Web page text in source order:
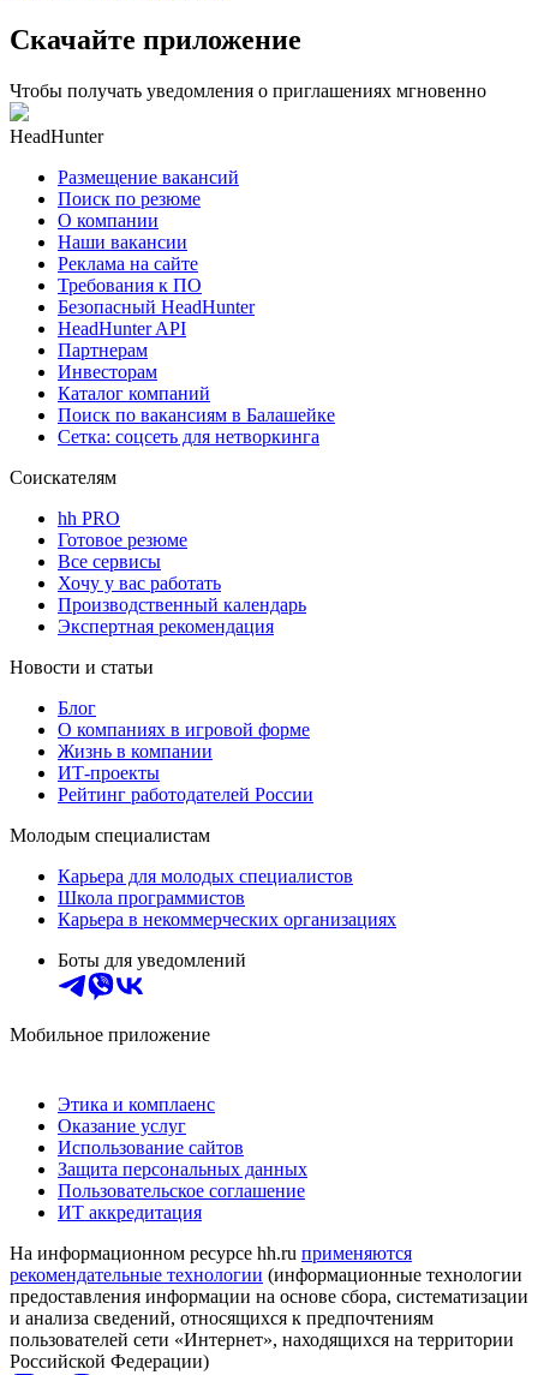
Скачайте приложение
Чтобы получать уведомления о приглашениях мгновенно
HeadHunter
Размещение вакансий
Поиск по резюме
О компании
Наши вакансии
Реклама на сайте
Требования к ПО
Безопасный HeadHunter
HeadHunter API
Партнерам
Инвесторам
Каталог компаний
Поиск по вакансиям в Балашейке
Сетка: соцсеть для нетворкинга
Соискателям
hh PRO
Готовое резюме
Все сервисы
Хочу у вас работать
Производственный календарь
Экспертная рекомендация
Новости и статьи
Блог
О компаниях в игровой форме
Жизнь в компании
ИТ-проекты
Рейтинг работодателей России
Молодым специалистам
Карьера для молодых специалистов
Школа программистов
Карьера в некоммерческих организациях
Боты для уведомлений
Мобильное приложение
Этика и комплаенс
Оказание услуг
Использование сайтов
Защита персональных данных
Пользовательское соглашение
ИТ аккредитация
На информационном ресурсе hh.ru применяются
рекомендательные технологии (информационные технологии
предоставления информации на основе сбора, систематизации
и анализа сведений, относящихся к предпочтениям
пользователей сети «Интернет», находящихся на территории
Российской Федерации)